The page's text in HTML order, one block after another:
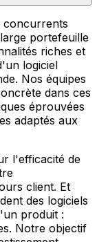
concurrents
portefeuille
riches et
logiciel
Nos équipes
dans ces
éprouvées
adaptés aux
l'efficacité de
client. Et
des logiciels
produit :
Notre objectif